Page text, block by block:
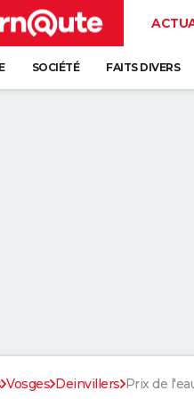
SOCIÉTÉ FAITS DIVERS
Vosges Deinvillers Prix de